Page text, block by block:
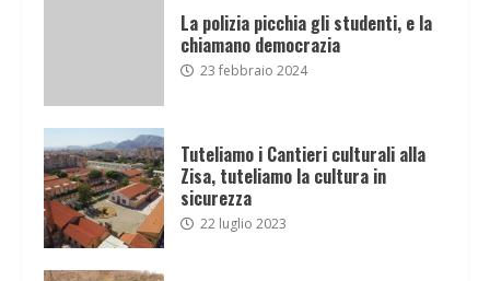
La polizia picchia gli studenti, e la
chiamano democrazia
23 febbraio 2024
Tuteliamo i Cantieri culturali alla
Zisa, tuteliamo la cultura in
sicurezza
22 luglio 2023